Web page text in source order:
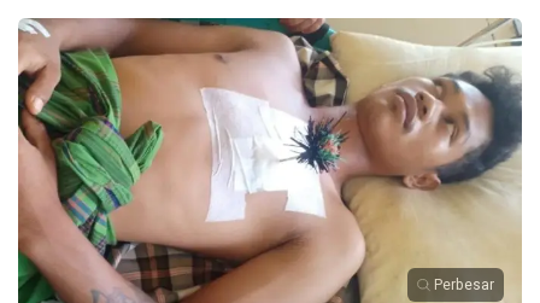
Perbesar